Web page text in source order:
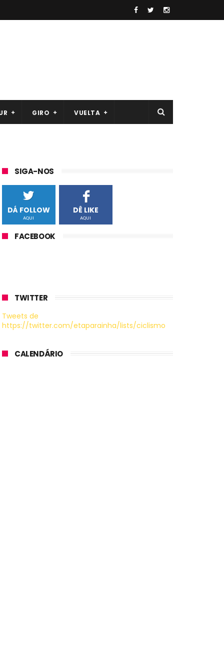
GIRO VUELTA
SIGA-NOS
DÁ FOLLOW
AQUI
DÊ LIKE
AQUI
FACEBOOK
TWITTER
Tweets de
https://twitter.com/etaparainha/lists/ciclismo
CALENDÁRIO